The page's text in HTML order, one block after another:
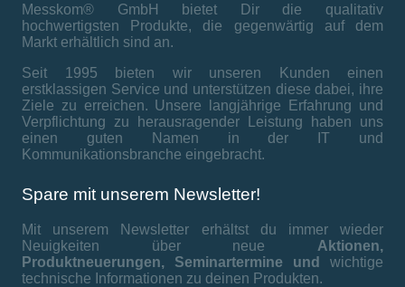
Messkom® GmbH bietet Dir die qualitativ
hochwertigsten Produkte, die gegenwärtig auf dem
Markt erhältlich sind an.
Seit 1995 bieten wir unseren Kunden einen
erstklassigen Service und unterstützen diese dabei, ihre
Ziele zu erreichen. Unsere langjährige Erfahrung und
Verpflichtung zu herausragender Leistung haben uns
einen guten Namen in der IT und
Kommunikationsbranche eingebracht.
Spare mit unserem Newsletter!
Mit unserem Newsletter erhältst du immer wieder
Neuigkeiten über neue Aktionen,
Produktneuerungen, Seminartermine und wichtige
technische Informationen zu deinen Produkten.